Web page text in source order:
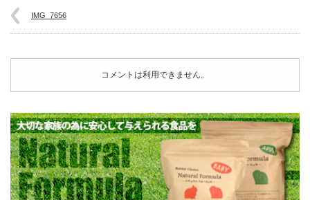
IMG_7656
コメントは利用できません。